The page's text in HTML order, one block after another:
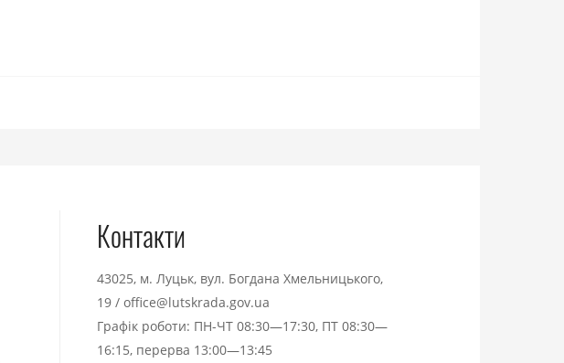
Контакти
43025, м. Луцьк, вул. Богдана Хмельницького,
19 / office@lutskrada.gov.ua
Графік роботи: ПН-ЧТ 08:30—17:30, ПТ 08:30—
16:15, перерва 13:00—13:45